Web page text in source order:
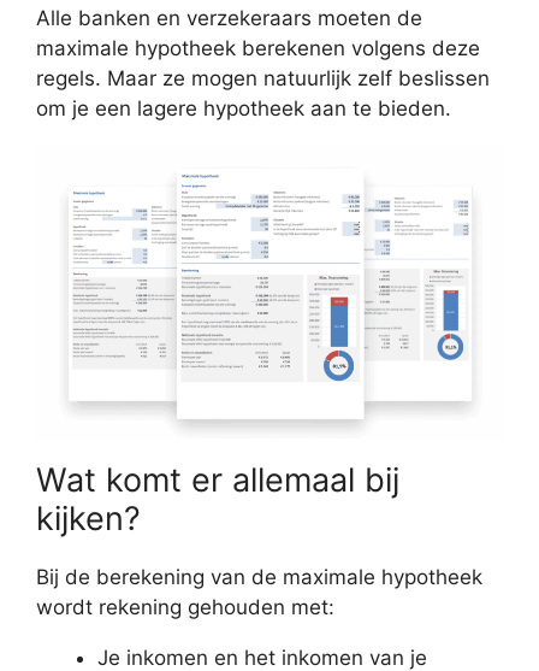
Alle banken en verzekeraars moeten de
maximale hypotheek berekenen volgens deze
regels. Maar ze mogen natuurlijk zelf beslissen
om je een lagere hypotheek aan te bieden.
Wat komt er allemaal bij
kijken?
Bij de berekening van de maximale hypotheek
wordt rekening gehouden met:
Je inkomen en het inkomen van je